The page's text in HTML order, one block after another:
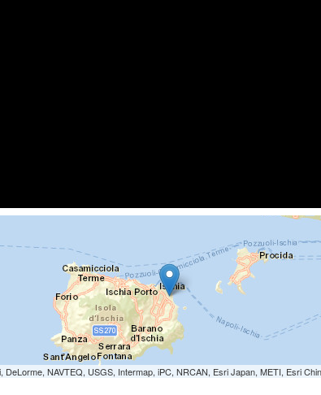
NAVTEQ, USGS, Intermap, iPC, NRCAN, Esri Japan, METI, Esri